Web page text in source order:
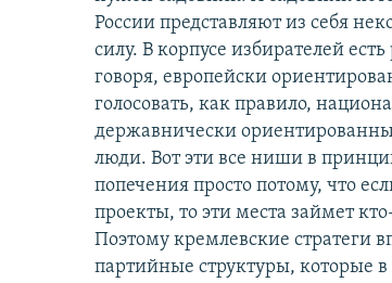
России представляют из себя
силу. В корпусе избирателей
говоря, европейски
голосовать, как правило,
державнически
люди. Вот эти все ниши в
попечения просто потому, что
проекты, то эти места займет
Поэтому кремлевские стратеги
партийные структуры, которые